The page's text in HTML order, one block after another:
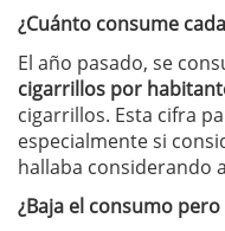
¿Cuánto consume
El año pasado, se
cigarrillos por
cigarrillos. Esta cifra
especialmente si
hallaba considerando
¿Baja el consumo